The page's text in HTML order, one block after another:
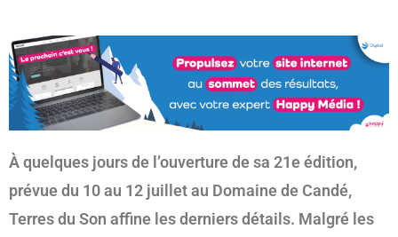
À quelques jours de l’ouverture de sa 21e édition,
prévue du 10 au 12 juillet au Domaine de Candé,
Terres du Son affine les derniers détails. Malgré les